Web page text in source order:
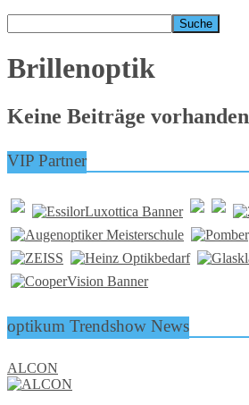
Brillenoptik
Keine Beiträge vorhanden
VIP Partner
optikum Trendshow News
ALCON